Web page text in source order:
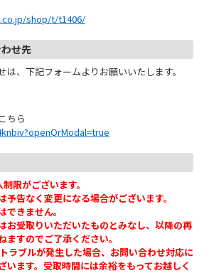
shop/t/t1406/
せ先
は、下記フォームよりお願いいたします。
ちら
限がございます。
告なく変更になる場合がございます。
きません。
お受取りいただいたものとみなし、以降の再
すのでご了承ください。
ラブルが発生した場合、お問い合わせ対応に
います。受取時間には余裕をもってお越しく